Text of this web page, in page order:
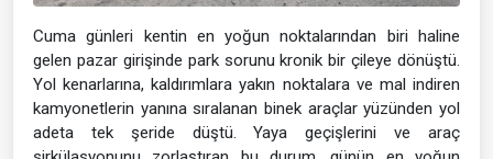
Cuma günleri kentin en yoğun noktalarından biri haline
gelen pazar girişinde park sorunu kronik bir çileye dönüştü.
Yol kenarlarına, kaldırımlara yakın noktalara ve mal indiren
kamyonetlerin yanına sıralanan binek araçlar yüzünden yol
adeta tek şeride düştü. Yaya geçişlerini ve araç